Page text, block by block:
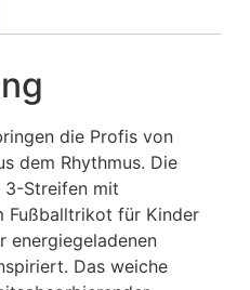
die Profis von
dem Rhythmus. Die
3-Streifen mit
Fußballtrikot für Kinder
energiegeladenen
Das weiche